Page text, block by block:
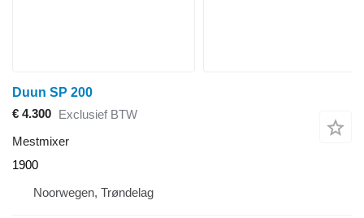
Duun SP 200
€ 4.300 Exclusief BTW
Mestmixer
1900
Noorwegen, Trøndelag